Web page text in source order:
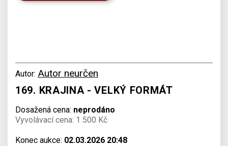
Autor: Autor neurčen
169. KRAJINA - VELKÝ FORMÁT
Dosažená cena: neprodáno
Vyvolávací cena: 1 500 Kč
Konec aukce: 02.03.2026 20:48